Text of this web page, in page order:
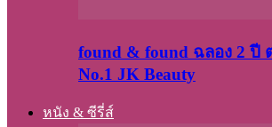
found & found ฉลอง 2 ปี
No.1 JK Beauty
หนัง & ซีรี่ส์